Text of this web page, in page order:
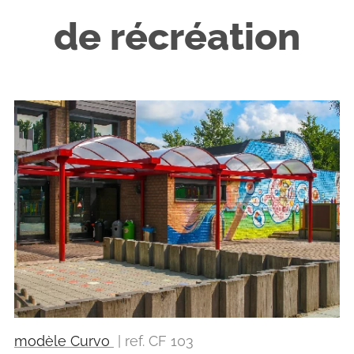
de récréation
modèle Curvo | ref. CF 103